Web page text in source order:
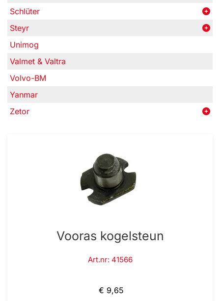
Schlüter
Steyr
Unimog
Valmet & Valtra
Volvo-BM
Yanmar
Zetor
Vooras kogelsteun
Art.nr: 41566
€ 9,65